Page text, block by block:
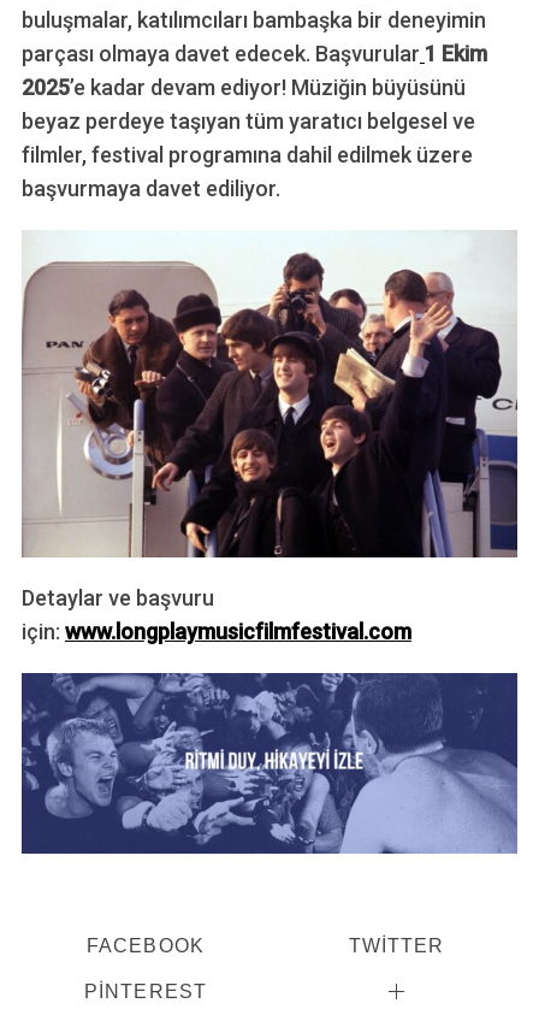
buluşmalar, katılımcıları bambaşka bir deneyimin
parçası olmaya davet edecek. Başvurular 1 Ekim
2025’e kadar devam ediyor! Müziğin büyüsünü
beyaz perdeye taşıyan tüm yaratıcı belgesel ve
filmler, festival programına dahil edilmek üzere
başvurmaya davet ediliyor.
Detaylar ve başvuru
için: www.longplaymusicfilmfestival.com
FACEBOOK TWITTER
PINTEREST